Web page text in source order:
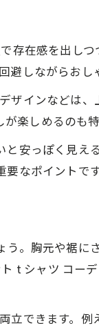
を解消する方法
ンズの着痩せ術
ルエットの工夫
りTシャツ選び
選び方
も快適に楽しむ
在感を出しつ
しながらおし
インなどは
楽しめるのも特
安っぽく見え
なポイントです
。胸元や裾
t シャツ コー
できます。